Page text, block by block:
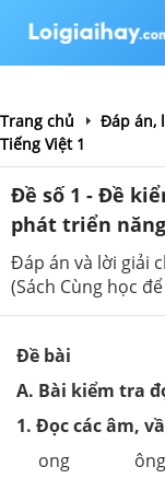
Trang chủ
Đáp án,
Tiếng Việt 1
Đề số 1 - Đề
phát triển
Đáp án và lời giải
(Sách Cùng học
Đề bài
A. Bài kiểm tra
1. Đọc các âm,
ong
ông